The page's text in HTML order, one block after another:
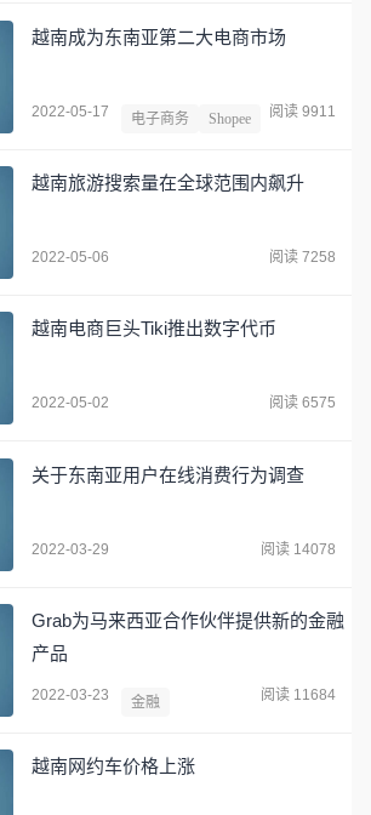
越南成为东南亚第二大电商市场
2022-05-17 电子商务 Shopee 阅读 9911
越南旅游搜索量在全球范围内飙升
2022-05-06 阅读 7258
越南电商巨头Tiki推出数字代币
2022-05-02 阅读 6575
关于东南亚用户在线消费行为调查
2022-03-29 阅读 14078
Grab为马来西亚合作伙伴提供新的金融
产品
2022-03-23 金融 阅读 11684
越南网约车价格上涨